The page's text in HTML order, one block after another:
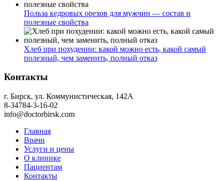
Польза кедровых орехов для мужчин — состав и
полезные свойства
Хлеб при похудении: какой можно есть, какой самый
полезный, чем заменить, полный отказ
Контакты
г. Бирск, ул. Коммунистическая, 142А
8-34784-3-16-02
info@doctorbirsk.com
Главная
Врачи
Услуги и цены
О клинике
Пациентам
Контакты